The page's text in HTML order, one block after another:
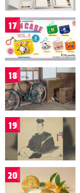
17
18
19
20